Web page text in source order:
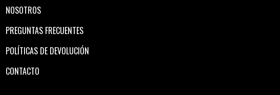
NOSOTROS
PREGUNTAS FRECUENTES
POLÍTICAS DE DEVOLUCIÓN
CONTACTO